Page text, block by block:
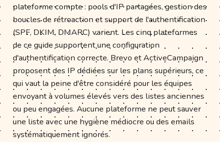
plateforme compte : pools d'IP partagées, gestion des
boucles de rétroaction et support de l'authentification
(SPF, DKIM, DMARC) varient. Les cinq plateformes
de ce guide supportent une configuration
d'authentification correcte. Brevo et ActiveCampaign
proposent des IP dédiées sur les plans supérieurs, ce
qui vaut la peine d'être considéré pour les équipes
envoyant à volumes élevés vers des listes anciennes
ou peu engagées. Aucune plateforme ne peut sauver
une liste avec une hygiène médiocre ou des emails
systématiquement ignorés.